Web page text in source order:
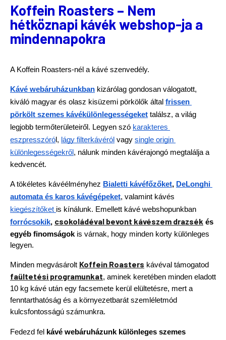
Koffein Roasters – Nem
hétköznapi kávék webshop-ja a
mindennapokra
A Koffein Roasters-nél a kávé szenvedély.
Kávé webáruházunkban kizárólag gondosan válogatott,
kiváló magyar és olasz kisüzemi pörkölők által frissen
pörkölt szemes kávékülönlegességeket találsz, a világ
legjobb termőterületeiről. Legyen szó karakteres
eszpresszóró l, lágy filterkávéról vagy single origin
különlegességekről , nálunk minden kávérajongó megtalálja a
kedvencét.
A tökéletes kávéélményhez Bialetti kávéfőzőket, DeLonghi
automata és karos kávégépeket
kiegészítőket
forrócsokik, csokoládéval bevont kávészem drazsék és
egyéb finomságok is várnak, hogy minden korty különleges
legyen.
Minden megvásárolt Koffein Roasters kávéval támogatod
faültetési programunkat, aminek keretében minden eladott
10 kg kávé után egy facsemete kerül elültetésre, mert a
fenntarthatóság és a környezetbarát szemléletmód
kulcsfontosságú számunkra.
Fedezd fel
kávé webáruházunk különleges szemes